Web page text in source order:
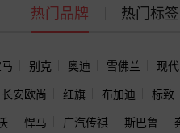
热门品牌 热门标签
别克 奥迪 雪佛兰
现代
长安欧尚 红旗 布加迪
标致
悍马 广汽传祺 斯巴鲁